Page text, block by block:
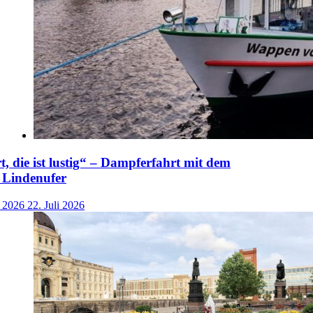
die ist lustig“ – Dampferfahrt mit dem
22. Juli 2026